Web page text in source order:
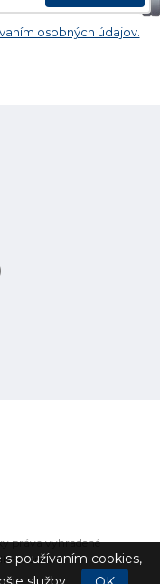
osobných údajov.
práva vyhradené
používaním cookies,